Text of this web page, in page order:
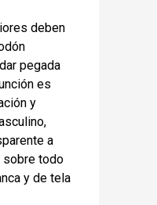
deben
pegada
es
y
a
sobre todo
y de tela